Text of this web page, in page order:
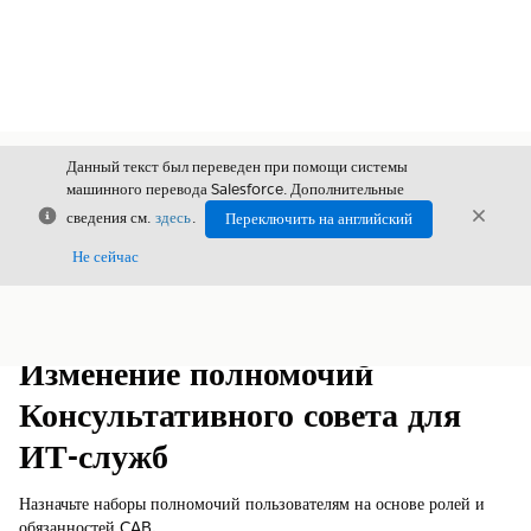
Закрыть
Данный текст был переведен при помощи системы
машинного перевода Salesforce. Дополнительные
сведения см. здесь.
Переключить на английский
Не сейчас
Изменение полномочий
Консультативного совета для
ИТ-служб
Назначьте наборы полномочий пользователям на основе ролей и